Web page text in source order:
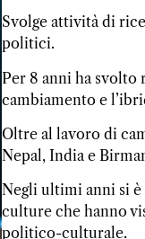
Svolge attività di
politici.
Per 8 anni ha
cambiamento e
Oltre al lavoro di
Nepal, India e
Negli ultimi anni si
culture che hanno
politico-culturale.